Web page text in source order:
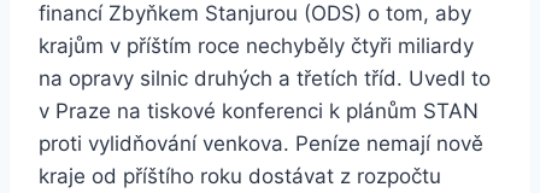
financí Zbyňkem Stanjurou (ODS) o tom, aby
krajům v příštím roce nechyběly čtyři miliardy
na opravy silnic druhých a třetích tříd. Uvedl to
v Praze na tiskové konferenci k plánům STAN
proti vylidňování venkova. Peníze nemají nově
kraje od příštího roku dostávat z rozpočtu